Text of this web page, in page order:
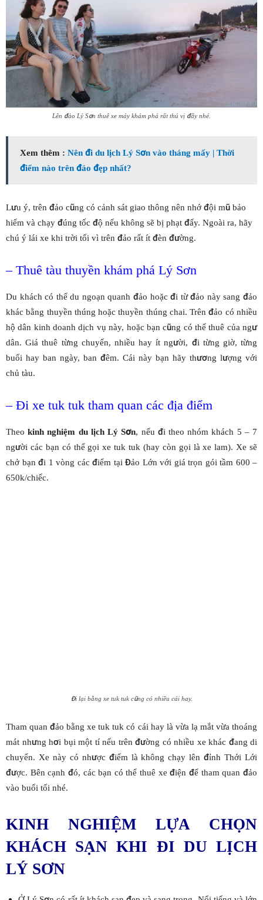
Lên đảo Lý Sơn thuê xe máy khám phá rất thú vị đấy nhé.
Xem thêm : Nên đi du lịch Lý Sơn vào tháng mấy | Thời
điểm nào trên đảo đẹp nhất?
Lưu ý, trên đảo cũng có cảnh sát giao thông nên nhớ đội mũ bảo
hiểm và chạy đúng tốc độ nếu không sẽ bị phạt đấy. Ngoài ra, hãy
chú ý lái xe khi trời tối vì trên đảo rất ít đèn đường.
– Thuê tàu thuyền khám phá Lý Sơn
Du khách có thể du ngoạn quanh đảo hoặc đi từ đảo này sang đảo
khác bằng thuyền thúng hoặc thuyền thúng chai. Trên đảo có nhiều
hộ dân kinh doanh dịch vụ này, hoặc bạn cũng có thể thuê của ngư
dân. Giá thuê từng chuyến, nhiều hay ít người, đi từng giờ, từng
buổi hay ban ngày, ban đêm. Cái này bạn hãy thương lượng với
chủ tàu.
– Đi xe tuk tuk tham quan các địa điểm
Theokinh nghiệm du lịch Lý Sơn, nếu đi theo nhóm khách 5 – 7
người các bạn có thể gọi xe tuk tuk (hay còn gọi là xe lam). Xe sẽ
chở bạn đi 1 vòng các điểm tại Đảo Lớn với giá trọn gói tầm 600 –
650k/chiếc.
Đi lại bằng xe tuk tuk cũng có nhiều cái hay.
Tham quan đảo bằng xe tuk tuk có cái hay là vừa lạ mắt vừa thoáng
mát nhưng hơi bụi một tí nếu trên đường có nhiều xe khác đang di
chuyển. Xe này có nhược điểm là không chạy lên đỉnh Thới Lới
được. Bên cạnh đó, các bạn có thể thuê xe điện để tham quan đảo
vào buổi tối nhé.
KINH NGHIỆM LỰA CHỌN
KHÁCH SẠN KHI ĐI DU LỊCH
LÝ SƠN